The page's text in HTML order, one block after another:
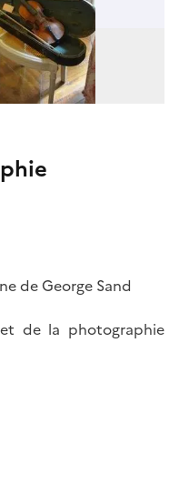
de George Sand
de la photographie